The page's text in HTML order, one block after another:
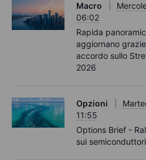
Macro
06:02
Rapida
aggiornano
accordo sullo
2026
Opzioni
11:55
Options Brief -
sui